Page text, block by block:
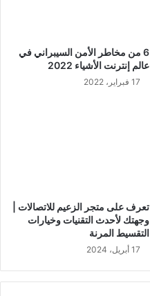
6 من مخاطر الأمن السيبراني في
عالم إنترنت الأشياء 2022
17 فبراير، 2022
تعرف على متجر الزعيم للاتصالات |
وجهتك لأحدث التقنيات وخيارات
التقسيط المرنة
17 أبريل، 2024